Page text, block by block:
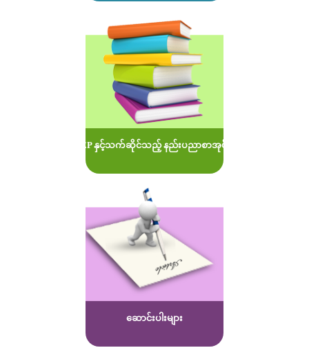
MOEP နှင့်သက်ဆိုင်သည့် နည်းပညာစာအုပ်များ
ဆောင်းပါးများ